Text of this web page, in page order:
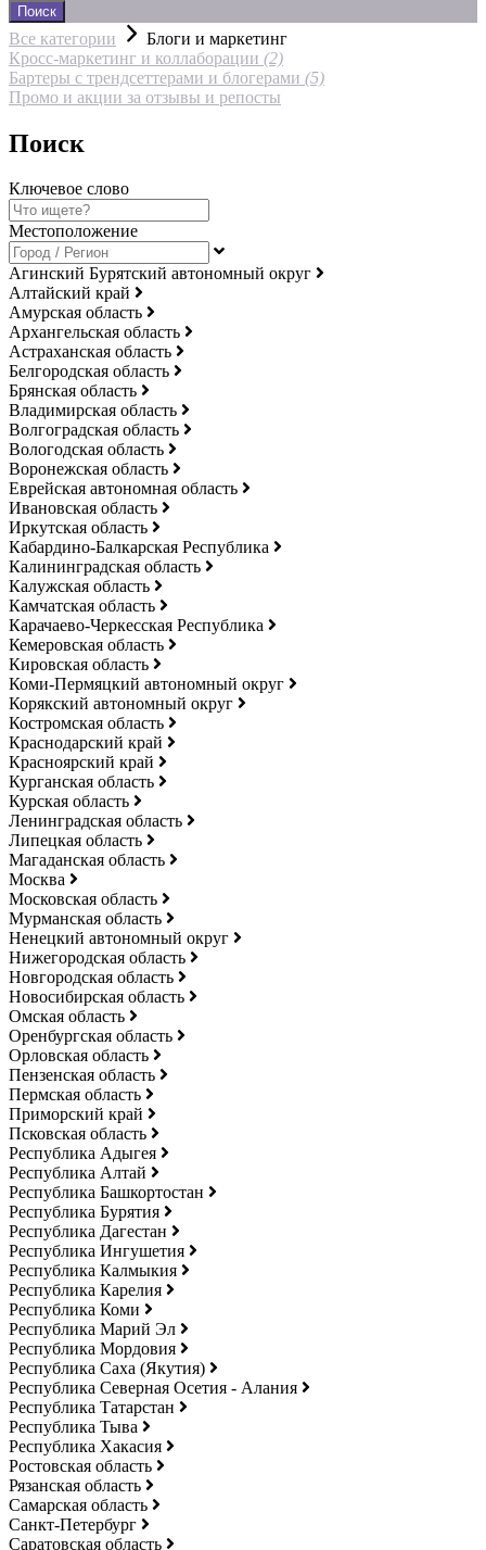
Поиск
Все категории
Блоги и маркетинг
Кросс-маркетинг и коллаборации (2)
Бартеры с трендсеттерами и блогерами (5)
Промо и акции за отзывы и репосты
Поиск
Ключевое слово
Местоположение
Агинский Бурятский автономный округ
Алтайский край
Амурская область
Архангельская область
Астраханская область
Белгородская область
Брянская область
Владимирская область
Волгоградская область
Вологодская область
Воронежская область
Еврейская автономная область
Ивановская область
Иркутская область
Кабардино-Балкарская Республика
Калининградская область
Калужская область
Камчатская область
Карачаево-Черкесская Республика
Кемеровская область
Кировская область
Коми-Пермяцкий автономный округ
Корякский автономный округ
Костромская область
Краснодарский край
Красноярский край
Курганская область
Курская область
Ленинградская область
Липецкая область
Магаданская область
Москва
Московская область
Мурманская область
Ненецкий автономный округ
Нижегородская область
Новгородская область
Новосибирская область
Омская область
Оренбургская область
Орловская область
Пензенская область
Пермская область
Приморский край
Псковская область
Республика Адыгея
Республика Алтай
Республика Башкортостан
Республика Бурятия
Республика Дагестан
Республика Ингушетия
Республика Калмыкия
Республика Карелия
Республика Коми
Республика Марий Эл
Республика Мордовия
Республика Саха (Якутия)
Республика Северная Осетия - Алания
Республика Татарстан
Республика Тыва
Республика Хакасия
Ростовская область
Рязанская область
Самарская область
Санкт-Петербург
Саратовская область